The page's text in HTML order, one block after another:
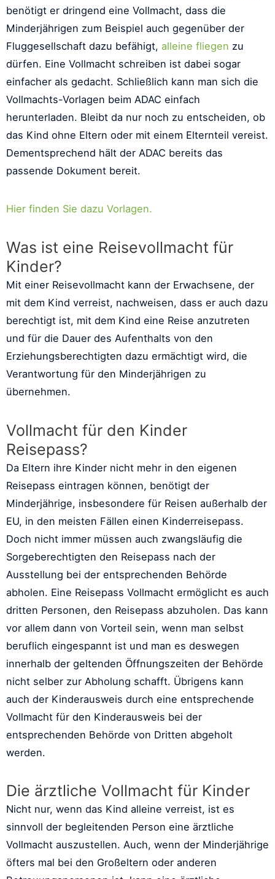
benötigt er dringend eine Vollmacht, dass die
Minderjährigen zum Beispiel auch gegenüber der
Fluggesellschaft dazu befähigt, alleine fliegen zu
dürfen. Eine Vollmacht schreiben ist dabei sogar
einfacher als gedacht. Schließlich kann man sich die
Vollmachts-Vorlagen beim ADAC einfach
herunterladen. Bleibt da nur noch zu entscheiden, ob
das Kind ohne Eltern oder mit einem Elternteil vereist.
Dementsprechend hält der ADAC bereits das
passende Dokument bereit.
Hier finden Sie dazu Vorlagen.
Was ist eine Reisevollmacht für
Kinder?
Mit einer Reisevollmacht kann der Erwachsene, der
mit dem Kind verreist, nachweisen, dass er auch dazu
berechtigt ist, mit dem Kind eine Reise anzutreten
und für die Dauer des Aufenthalts von den
Erziehungsberechtigten dazu ermächtigt wird, die
Verantwortung für den Minderjährigen zu
übernehmen.
Vollmacht für den Kinder
Reisepass?
Da Eltern ihre Kinder nicht mehr in den eigenen
Reisepass eintragen können, benötigt der
Minderjährige, insbesondere für Reisen außerhalb der
EU, in den meisten Fällen einen Kinderreisepass.
Doch nicht immer müssen auch zwangsläufig die
Sorgeberechtigten den Reisepass nach der
Ausstellung bei der entsprechenden Behörde
abholen. Eine Reisepass Vollmacht ermöglicht es auch
dritten Personen, den Reisepass abzuholen. Das kann
vor allem dann von Vorteil sein, wenn man selbst
beruflich eingespannt ist und man es deswegen
innerhalb der geltenden Öffnungszeiten der Behörde
nicht selber zur Abholung schafft. Übrigens kann
auch der Kinderausweis durch eine entsprechende
Vollmacht für den Kinderausweis bei der
entsprechenden Behörde von Dritten abgeholt
werden.
Die ärztliche Vollmacht für Kinder
Nicht nur, wenn das Kind alleine verreist, ist es
sinnvoll der begleitenden Person eine ärztliche
Vollmacht auszustellen. Auch, wenn der Minderjährige
öfters mal bei den Großeltern oder anderen